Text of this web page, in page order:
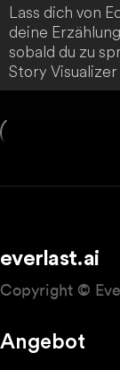
Lass dich von
deine
sobald du zu
Story
Worte in ein
everlast.ai
Copyright ©
Angebot